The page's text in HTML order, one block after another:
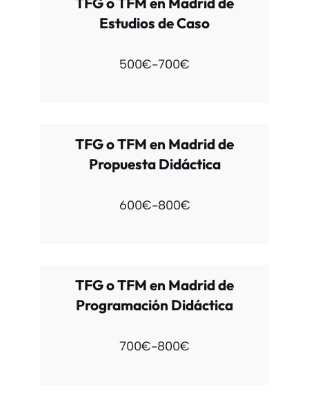
Estudios de Caso
500€-700€
TFG o TFM en Madrid de
Propuesta Didáctica
600€-800€
TFG o TFM en Madrid de
Programación Didáctica
700€-800€